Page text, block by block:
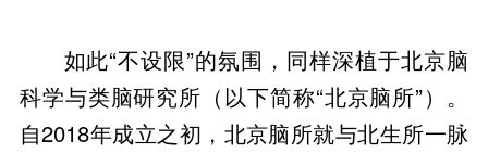
如此“不设限”的氛围，同样深植于北京脑
科学与类脑研究所（以下简称“北京脑所”）。
自2018年成立之初，北京脑所就与北生所一脉